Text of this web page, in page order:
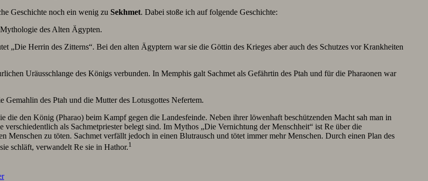
Geschichte noch ein wenig zu Sekhmet. Dabei stoße ich auf folgende Geschichte:
des Alten Ägypten.
„Die Herrin des Zitterns“. Bei den alten Ägyptern war sie die Göttin des Krieges aber auch des Schutzes vor Krankheiten
Uräusschlange des Königs verbunden. In Memphis galt Sachmet als Gefährtin des Ptah und für die Pharaonen war
des Ptah und die Mutter des Lotusgottes Nefertem.
die den König (Pharao) beim Kampf gegen die Landesfeinde. Neben ihrer löwenhaft beschützenden Macht sah man in
als Sachmetpriester belegt sind. Im Mythos „Die Vernichtung der Menschheit“ ist Re über die
Menschen zu töten. Sachmet verfällt jedoch in einen Blutrausch und tötet immer mehr Menschen. Durch einen Plan des
schläft, verwandelt Re sie in Hathor.1